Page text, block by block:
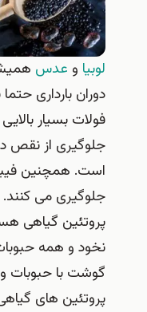
وعدس همیشه
دوران بارداری حتما
فولات بسیار بالایی
جلوگیری از نقص در
است. همچنین فیبر
جلوگیری می کنند. زنان
پروتئین گیاهی هستند
نخود و همه حبوبات
گوشت با حبوبات و یا
پروتئین های گیاهی به